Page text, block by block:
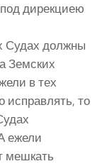
дирекциею
Судах должны
Земских
в тех
исправлять, то
ежели
мешкать